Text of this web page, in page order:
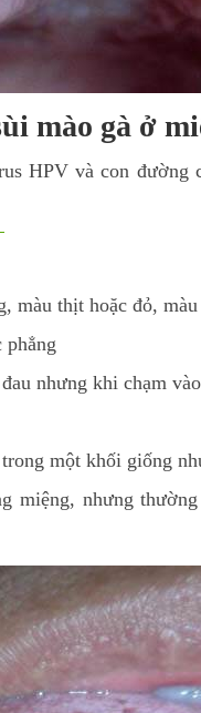
mào gà ở
HPV và con
màu thịt hoặc đỏ,
nhưng khi chạm
một khối giống
miệng, nhưng